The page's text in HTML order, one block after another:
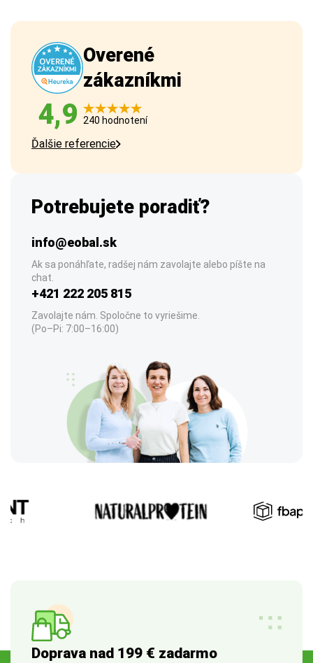
Overené
zákazníkmi
4,9 240 hodnotení
Ďalšie referencie
Potrebujete poradiť?
info@eobal.sk
Ak sa ponáhľate, radšej nám zavolajte alebo píšte na
chat.
+421 222 205 815
Zavolajte nám. Spoločne to vyriešime.
(Po–Pi: 7:00–16:00)
Doprava nad 199 € zadarmo